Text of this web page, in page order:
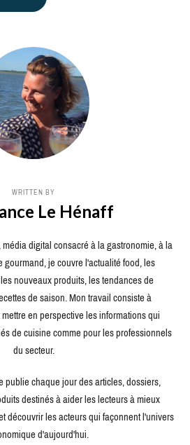
WRITTEN BY
Le Hénaff
digital consacré à la gastronomie, à la
je couvre l'actualité food, les
nouveaux produits, les tendances de
de saison. Mon travail consiste à
en perspective les informations qui
de cuisine comme pour les professionnels
du secteur.
publie chaque jour des articles, dossiers,
destinés à aider les lecteurs à mieux
découvrir les acteurs qui façonnent l'univers
d'aujourd'hui.